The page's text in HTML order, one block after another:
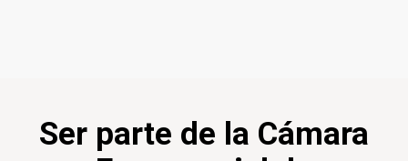
Ser parte de la Cámara